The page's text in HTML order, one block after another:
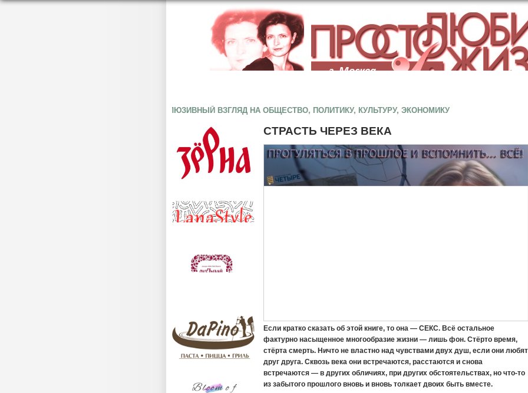
ЭКСКЛЮЗИВНЫЙ ВЗГЛЯД НА ОБЩЕСТВО, ПОЛИТИКУ, КУЛЬТУРУ, ЭКОНОМИКУ
СТРАСТЬ ЧЕРЕЗ ВЕКА
Если кратко сказать об этой книге, то она — СЕКС. Всё остальное
фактурно насыщенное многообразие жизни — лишь фон. Стёрто время,
стёрта смерть. Ничто не властно над чувствами двух душ, если они любят
друг друга. Сквозь века они встречаются, расстаются и снова
встречаются — в других обличиях, при других обстоятельствах, но что-то
из забытого прошлого вновь и вновь толкает двоих быть вместе.